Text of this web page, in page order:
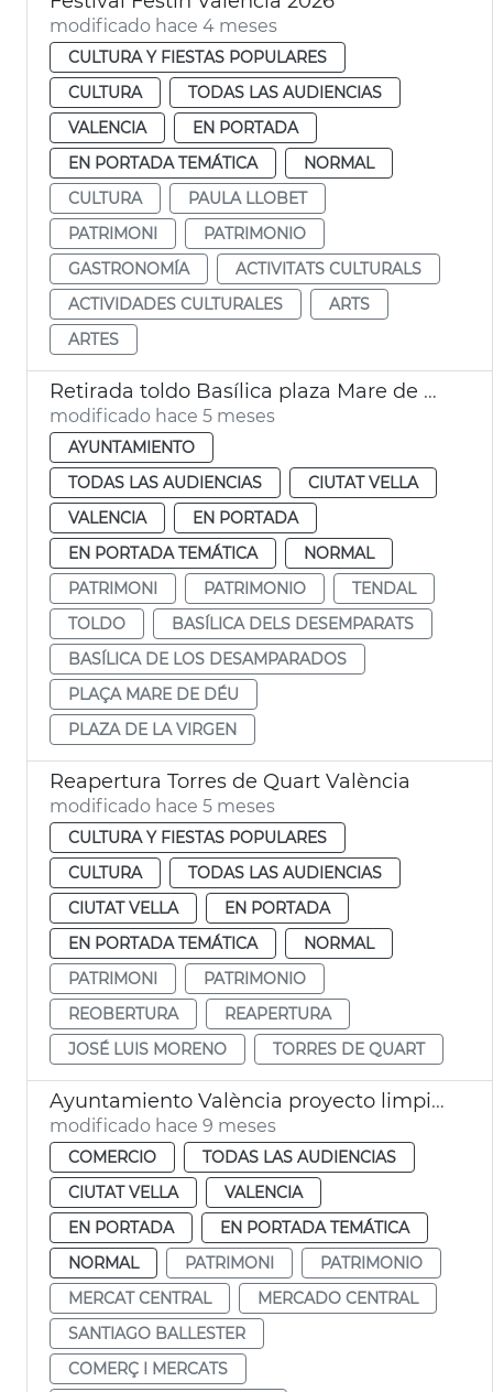
modificado hace 4 meses
CULTURA Y FIESTAS POPULARES
CULTURA
TODAS LAS AUDIENCIAS
VALENCIA
EN PORTADA
EN PORTADA TEMÁTICA
NORMAL
CULTURA
PAULA LLOBET
PATRIMONI
PATRIMONIO
GASTRONOMÍA
ACTIVITATS CULTURALS
ACTIVIDADES CULTURALES
ARTS
ARTES
Retirada toldo Basílica plaza Mare de Déu
modificado hace 5 meses
AYUNTAMIENTO
TODAS LAS AUDIENCIAS
CIUTAT VELLA
VALENCIA
EN PORTADA
EN PORTADA TEMÁTICA
NORMAL
PATRIMONI
PATRIMONIO
TENDAL
TOLDO
BASÍLICA DELS DESEMPARATS
BASÍLICA DE LOS DESAMPARADOS
PLAÇA MARE DE DÉU
PLAZA DE LA VIRGEN
Reapertura Torres de Quart València
modificado hace 5 meses
CULTURA Y FIESTAS POPULARES
CULTURA
TODAS LAS AUDIENCIAS
CIUTAT VELLA
EN PORTADA
EN PORTADA TEMÁTICA
NORMAL
PATRIMONI
PATRIMONIO
REOBERTURA
REAPERTURA
JOSÉ LUIS MORENO
TORRES DE QUART
Ayuntamiento València proyecto limpieza fachadas Mercado Central
modificado hace 9 meses
COMERCIO
TODAS LAS AUDIENCIAS
CIUTAT VELLA
VALENCIA
EN PORTADA
EN PORTADA TEMÁTICA
NORMAL
PATRIMONI
PATRIMONIO
MERCAT CENTRAL
MERCADO CENTRAL
SANTIAGO BALLESTER
COMERÇ I MERCATS